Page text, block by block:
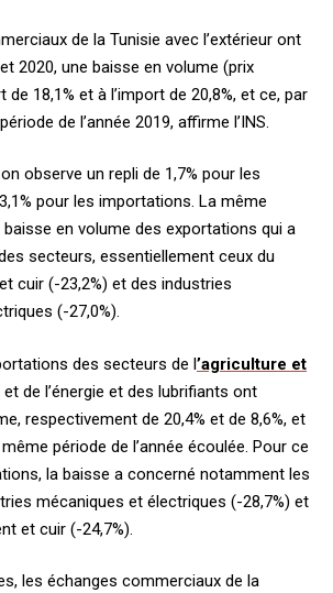
de la Tunisie avec l’extérieur ont
2020, une baisse en volume (prix
de 18,1% et à l’import de 20,8%, et ce, par
de l’année 2019, affirme l’INS.
observe un repli de 1,7% pour les
pour les importations. La même
en volume des exportations qui a
secteurs, essentiellement ceux du
cuir (-23,2%) et des industries
(-27,0%).
des secteurs de l’agriculture et
et de l’énergie et des lubrifiants ont
respectivement de 20,4% et de 8,6%, et
période de l’année écoulée. Pour ce
la baisse a concerné notamment les
mécaniques et électriques (-28,7%) et
et cuir (-24,7%).
les échanges commerciaux de la